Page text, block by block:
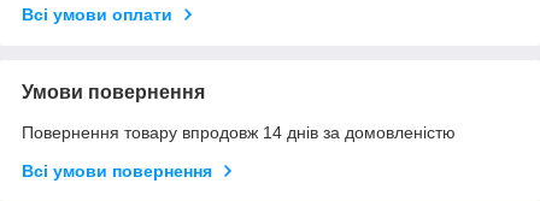
Всі умови оплати
Умови повернення
Повернення товару впродовж 14 днів за домовленістю
Всі умови повернення